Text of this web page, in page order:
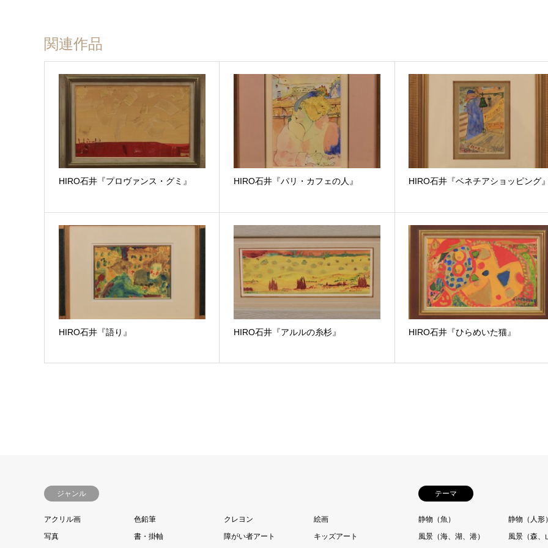
関連作品
HIRO石井『プロヴァンス・グミ』 HIRO石井『パリ・カフェの人』 HIRO石井『ベネチアショッピング
HIRO石井『語り』 HIRO石井『アルルの糸杉』 HIRO石井『ひらめいた猫』
ジャンル
アクリル画 色鉛筆 クレヨン
絵画
写真
書・掛軸 障がい者アート キッズアート
テーマ
静物（魚）
静物（人形
風景（海、湖、港）
風景（森、